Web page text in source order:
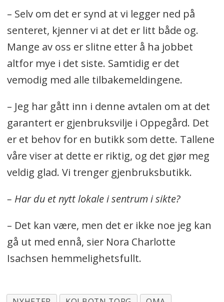
– Selv om det er synd at vi legger ned på
senteret, kjenner vi at det er litt både og.
Mange av oss er slitne etter å ha jobbet
altfor mye i det siste. Samtidig er det
vemodig med alle tilbakemeldingene.
– Jeg har gått inn i denne avtalen om at det
garantert er gjenbruksvilje i Oppegård. Det
er et behov for en butikk som dette. Tallene
våre viser at dette er riktig, og det gjør meg
veldig glad. Vi trenger gjenbruksbutikk.
– Har du et nytt lokale i sentrum i sikte?
– Det kan være, men det er ikke noe jeg kan
gå ut med ennå, sier Nora Charlotte
Isachsen hemmelighetsfullt.